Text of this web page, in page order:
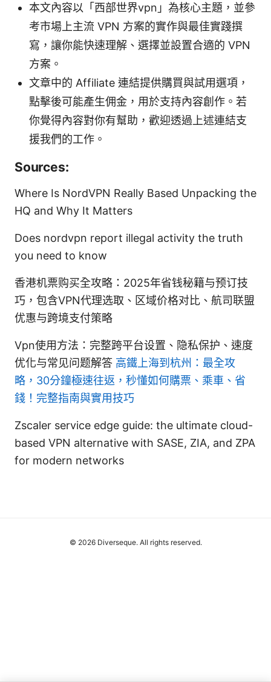
本文內容以「西部世界vpn」為核心主題，並參
考市場上主流 VPN 方案的實作與最佳實踐撰
寫，讓你能快速理解、選擇並設置合適的 VPN
方案。
文章中的 Affiliate 連結提供購買與試用選項，
點擊後可能產生佣金，用於支持內容創作。若
你覺得內容對你有幫助，歡迎透過上述連結支
援我們的工作。
Sources:
Where Is NordVPN Really Based Unpacking the
HQ and Why It Matters
Does nordvpn report illegal activity the truth
you need to know
香港机票购买全攻略：2025年省钱秘籍与预订技
巧，包含VPN代理选取、区域价格对比、航司联盟
优惠与跨境支付策略
Vpn使用方法：完整跨平台设置、隐私保护、速度
优化与常见问题解答 高鐵上海到杭州：最全攻
略，30分鐘極速往返，秒懂如何購票、乘車、省
錢！完整指南與實用技巧
Zscaler service edge guide: the ultimate cloud-
based VPN alternative with SASE, ZIA, and ZPA
for modern networks
© 2026 Diverseque. All rights reserved.